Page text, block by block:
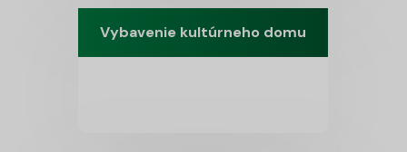
Vybavenie kultúrneho domu